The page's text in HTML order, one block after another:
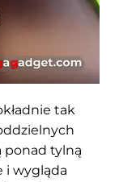
tak
ponad tylną
i wygląda